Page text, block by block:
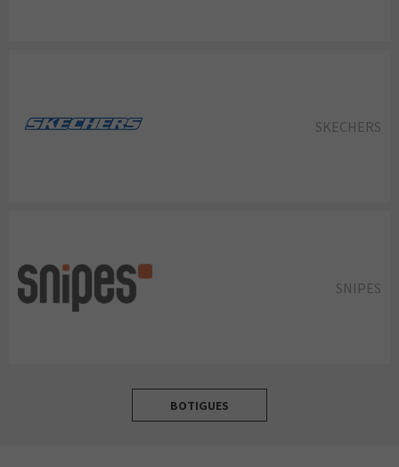
SKECHERS
SNIPES
BOTIGUES